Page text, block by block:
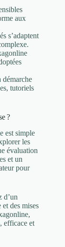
aux
s’adaptent
démarche
tutoriels
?
est simple
les
évaluation
et un
pour
d’un
des mises
efficace et